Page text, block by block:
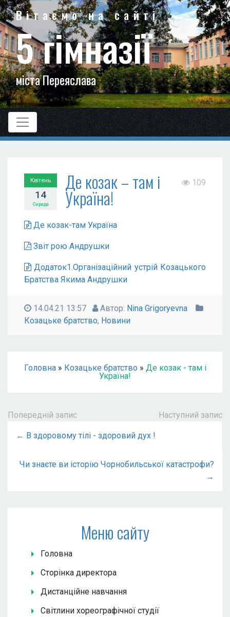
Вітаємо на сайті
5 гімназії
міста Переяслава
Квітень
14
Середа
Де козак – там і
Україна!
109
Де козак-там Україна
Звіт рою Андрушки
Додаток1.Організаційний устрій Козацького
Братства Якима Андрушки
14.04.21 13:57 Автор: Nina Grigoryevna
Козацьке братство, Новини
Головна» Козацьке братство » Де козак - там і
Україна!
Попередній запис Наступний запис
← В здоровому тілі - здоровий дух !
Чи знаєте ви історію Чорнобильської катастрофи?
→
Меню сайту
Головна
Сторінка директора
Дистанційне навчання
Світлини хореографічної студії